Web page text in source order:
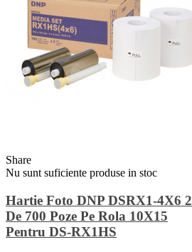
Share
Nu sunt suficiente produse in stoc
Hartie Foto DNP DSRX1-4X6 2
De 700 Poze Pe Rola 10X15
Pentru DS-RX1HS